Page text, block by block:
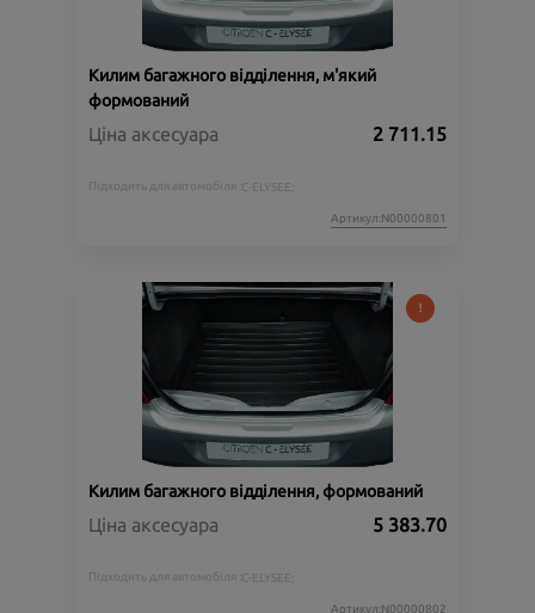
Килим багажного відділення, м'який
формований
Ціна аксесуара 2 711.15
Підходить для автомобіля : C-ELYSEE;
Артикул:N00000801
Килим багажного відділення, формований
Ціна аксесуара 5 383.70
Підходить для автомобіля : C-ELYSEE;
Артикул:N00000802